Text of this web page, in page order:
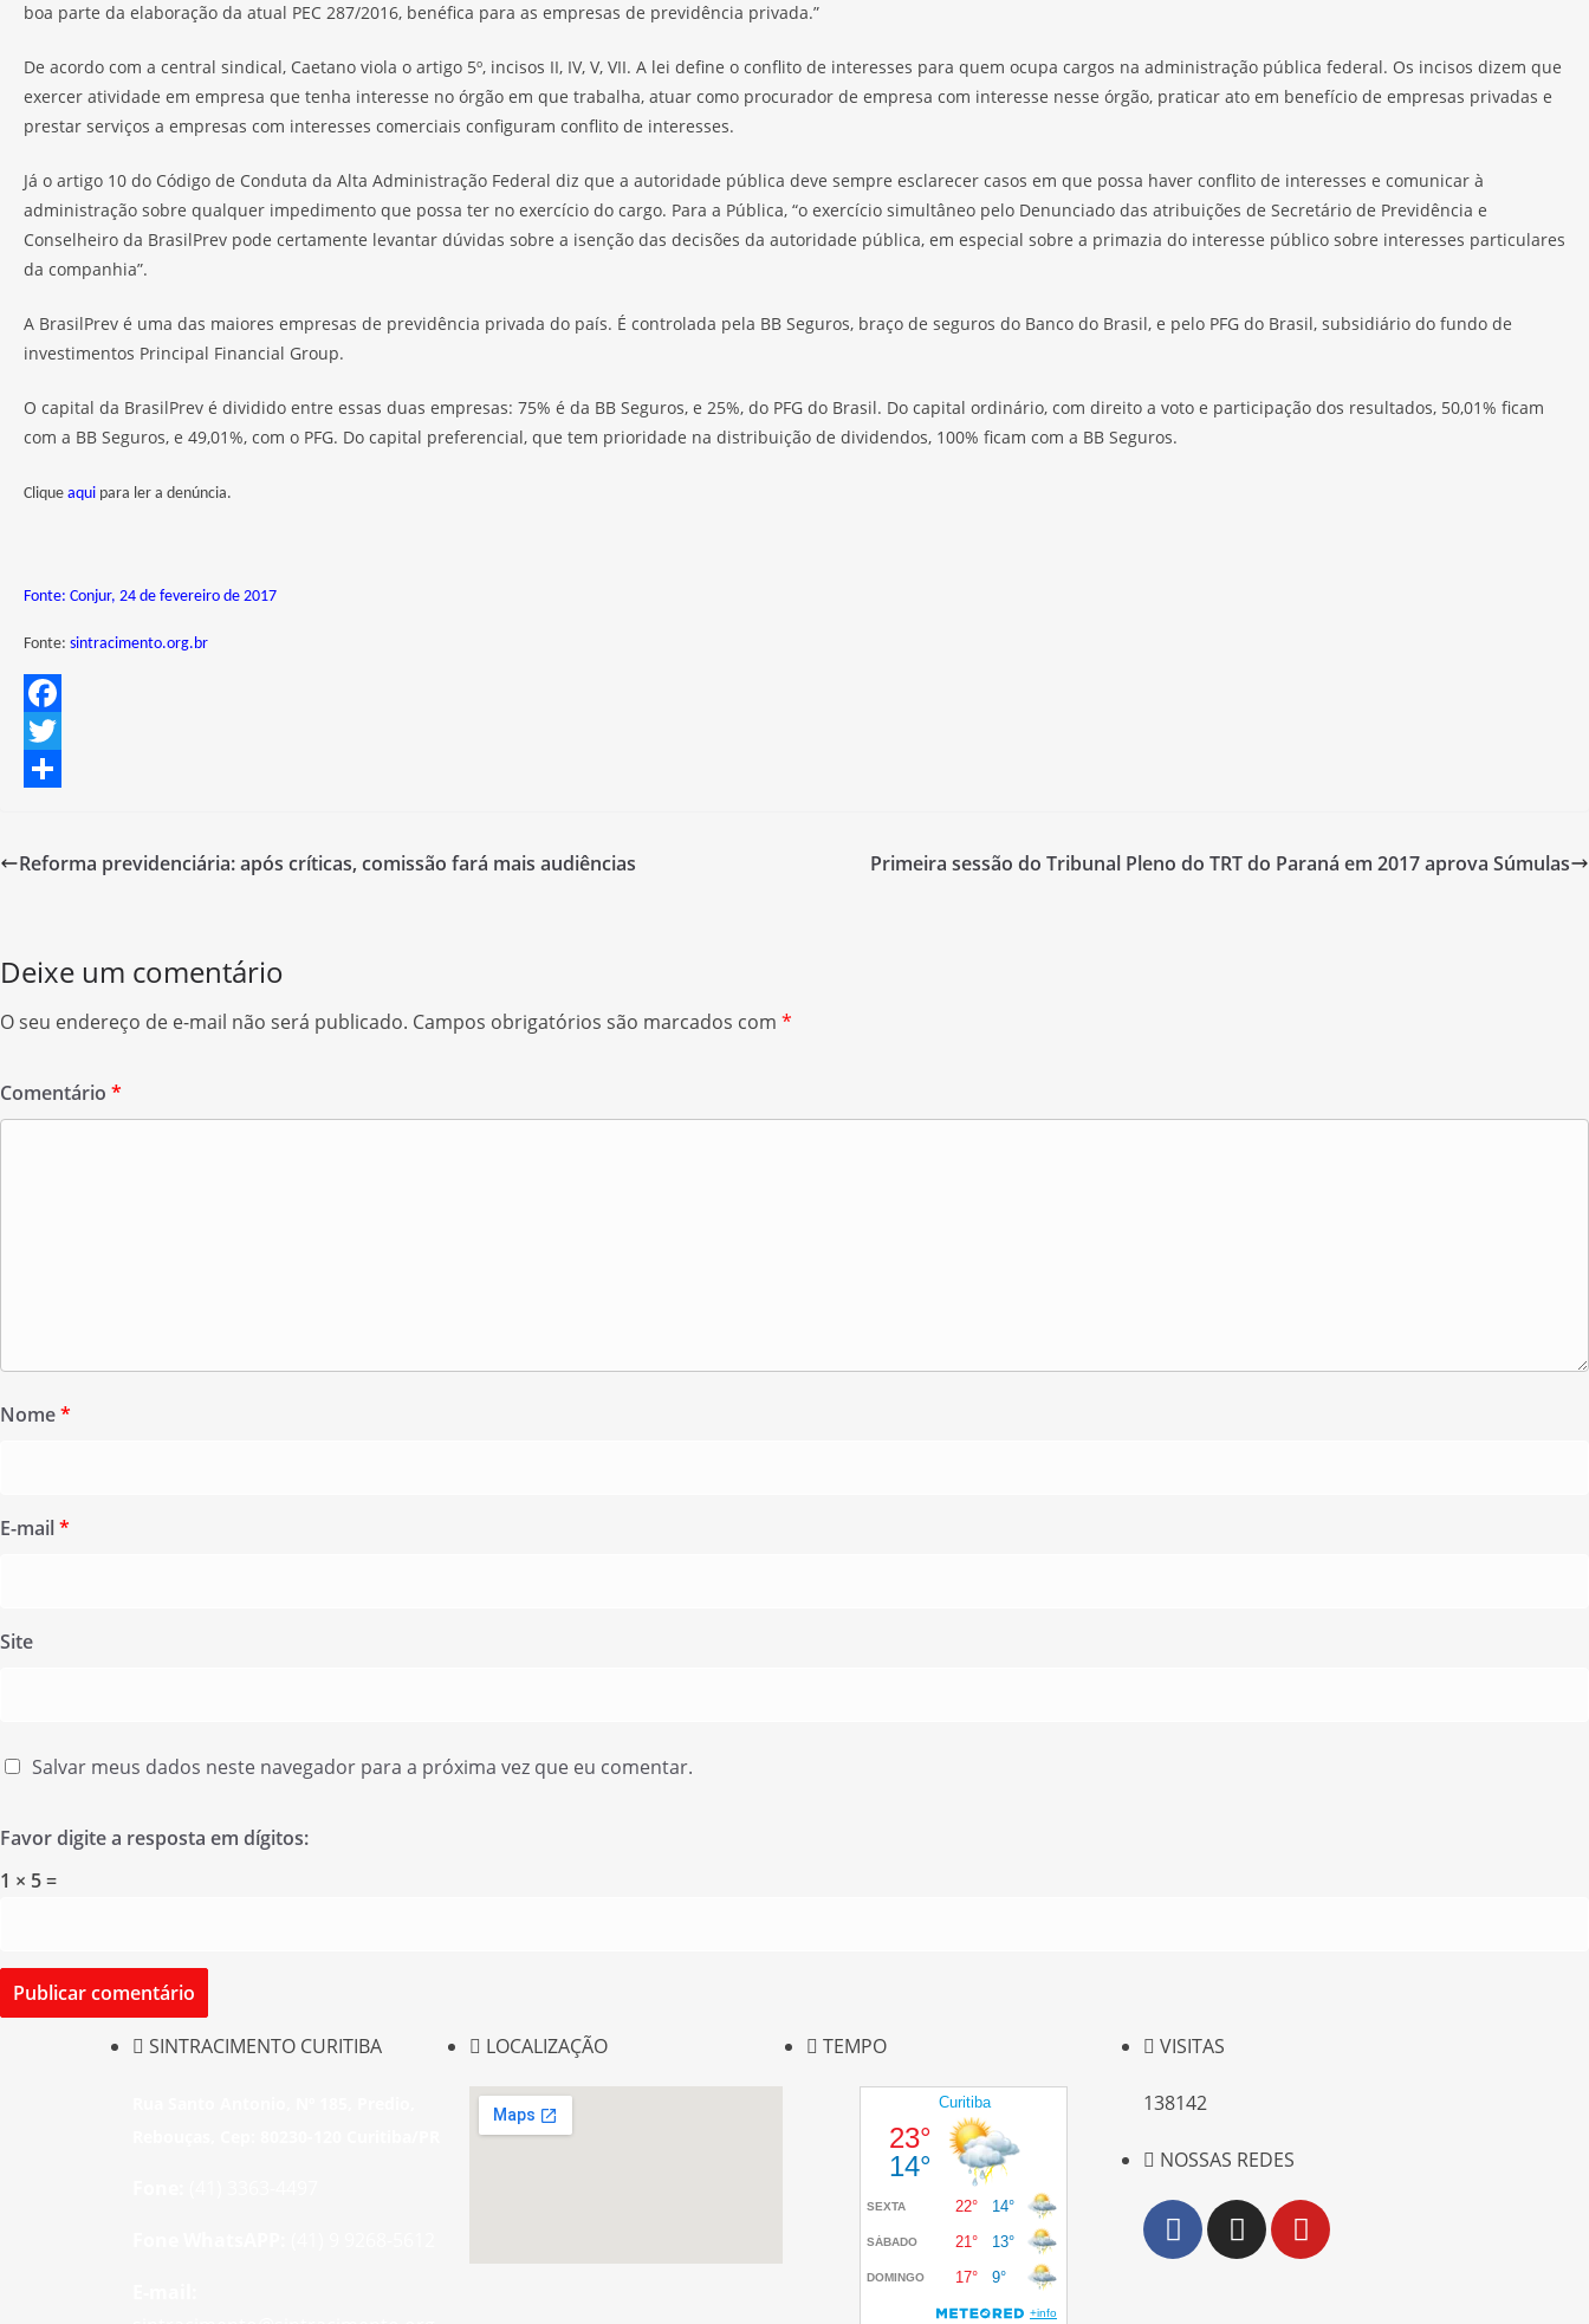
boa parte da elaboração da atual PEC 287/2016, benéfica para as empresas de previdência privada.”
De acordo com a central sindical, Caetano viola o artigo 5º, incisos II, IV, V, VII. A lei define o conflito de interesses para quem ocupa cargos na administração pública federal. Os incisos dizem que
exercer atividade em empresa que tenha interesse no órgão em que trabalha, atuar como procurador de empresa com interesse nesse órgão, praticar ato em benefício de empresas privadas e
prestar serviços a empresas com interesses comerciais configuram conflito de interesses.
Já o artigo 10 do Código de Conduta da Alta Administração Federal diz que a autoridade pública deve sempre esclarecer casos em que possa haver conflito de interesses e comunicar à
administração sobre qualquer impedimento que possa ter no exercício do cargo. Para a Pública, “o exercício simultâneo pelo Denunciado das atribuições de Secretário de Previdência e
Conselheiro da BrasilPrev pode certamente levantar dúvidas sobre a isenção das decisões da autoridade pública, em especial sobre a primazia do interesse público sobre interesses particulares
da companhia”.
A BrasilPrev é uma das maiores empresas de previdência privada do país. É controlada pela BB Seguros, braço de seguros do Banco do Brasil, e pelo PFG do Brasil, subsidiário do fundo de
investimentos Principal Financial Group.
O capital da BrasilPrev é dividido entre essas duas empresas: 75% é da BB Seguros, e 25%, do PFG do Brasil. Do capital ordinário, com direito a voto e participação dos resultados, 50,01% ficam
com a BB Seguros, e 49,01%, com o PFG. Do capital preferencial, que tem prioridade na distribuição de dividendos, 100% ficam com a BB Seguros.
Clique aqui para ler a denúncia.
Fonte: Conjur, 24 de fevereiro de 2017
Fonte: sintracimento.org.br
F
aT
Reforma previdenciária: após críticas, comissão fará mais audiências Primeira sessão do Tribunal Pleno do TRT do Paraná em 2017 aprova Súmulas
Deixe um comentário
O seu endereço de e-mail não será publicado. Campos obrigatórios são marcados com *
Comentário *
Nome*
E-mail*
Site
Salvar meus dados neste navegador para a próxima vez que eu comentar.
Favor digite a resposta em dígitos:
1 × 5 =
SINTRACIMENTO CURITIBA LOCALIZAÇÃO TEMPO VISITAS
138142
NOSSAS REDES